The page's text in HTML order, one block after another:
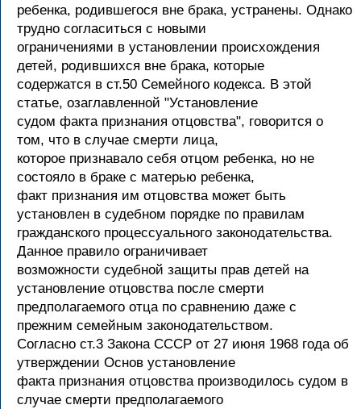
ребенка, родившегося вне брака, устранены. Однако
трудно согласиться с новыми
ограничениями в установлении происхождения
детей, родившихся вне брака, которые
содержатся в ст.50 Семейного кодекса. В этой
статье, озаглавленной "Установление
судом факта признания отцовства", говорится о
том, что в случае смерти лица,
которое признавало себя отцом ребенка, но не
состояло в браке с матерью ребенка,
факт признания им отцовства может быть
установлен в судебном порядке по правилам
гражданского процессуального законодательства.
Данное правило ограничивает
возможности судебной защиты прав детей на
установление отцовства после смерти
предполагаемого отца по сравнению даже с
прежним семейным законодательством.
Согласно ст.3 Закона СССР от 27 июня 1968 года об
утверждении Основ установление
факта признания отцовства производилось судом в
случае смерти предполагаемого